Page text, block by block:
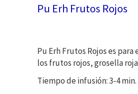
Pu Erh Frutos Rojos
Pu Erh Frutos Rojos es para
los frutos rojos, grosella
Tiempo de infusión: 3-4 min.